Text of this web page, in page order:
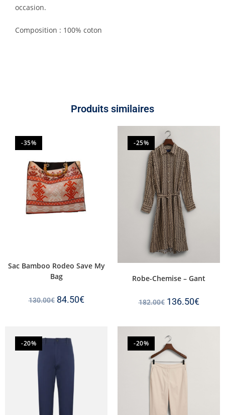
occasion.
Composition : 100% coton
Produits similaires
-35%
Sac Bamboo Rodeo Save My
Bag
130.00€ 84.50€
-25%
Robe-Chemise – Gant
182.00€ 136.50€
-20% -20%